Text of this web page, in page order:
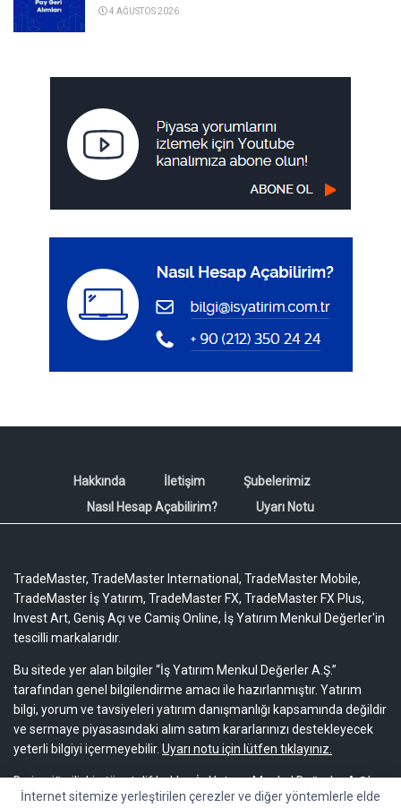
4 AĞUSTOS 2026
Hakkında İletişim
Şubelerimiz
Nasıl Hesap Açabilirim?
Uyarı Notu
TradeMaster, TradeMaster International, TradeMaster Mobile,
TradeMaster İş Yatırım, TradeMaster FX, TradeMaster FX Plus,
Invest Art, Geniş Açı ve Camiş Online, İş Yatırım Menkul Değerler'in
tescilli markalarıdır.
Bu sitede yer alan bilgiler “İş Yatırım Menkul Değerler A.Ş.”
tarafından genel bilgilendirme amacı ile hazırlanmıştır. Yatırım
bilgi, yorum ve tavsiyeleri yatırım danışmanlığı kapsamında değildir
ve sermaye piyasasındaki alım satım kararlarınızı destekleyecek
yeterli bilgiyi içermeyebilir. Uyarı notu için lütfen tıklayınız.
Bu içeriğe ilişkin tüm telif hakları İş Yatırım Menkul Değerler A.Ş.’ye
aittir. Bu içerik, açık iznimiz olmaksızın başkaları tarafından
İnternet sitemize yerleştirilen çerezler ve diğer yöntemlerle elde